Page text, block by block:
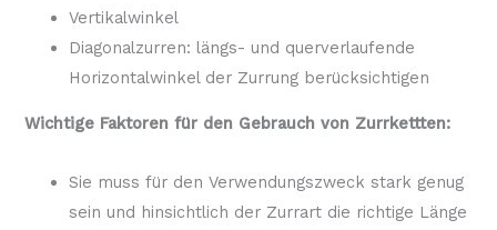
Vertikalwinkel
Diagonalzurren: längs- und querverlaufende
Horizontalwinkel der Zurrung berücksichtigen
Wichtige Faktoren für den Gebrauch von Zurrkettten:
Sie muss für den Verwendungszweck stark genug
sein und hinsichtlich der Zurrart die richtige Länge